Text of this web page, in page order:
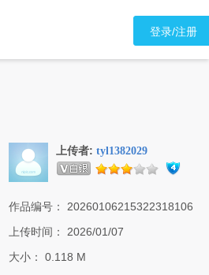
登录/注册
上传者: tyl1382029
作品编号：
20260106215322318106
上传时间：
2026/01/07
大小：
0.118 M